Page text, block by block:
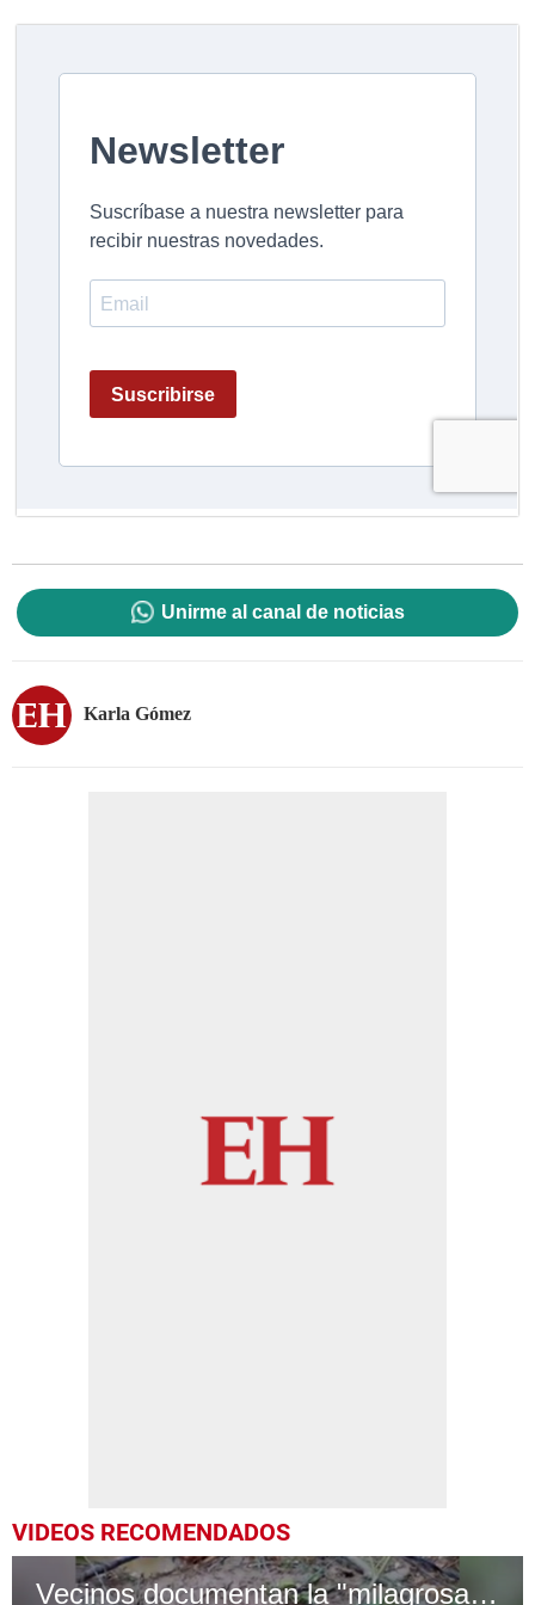
Unirme al canal de noticias
Karla Gómez
VIDEOS RECOMENDADOS
Vecinos documentan la "milagrosa" lluvia de peces en Yoro